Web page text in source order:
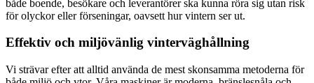
både boende, besökare och leverantörer ska kunna röra sig utan risk
för olyckor eller förseningar, oavsett hur vintern ser ut.
Effektiv och miljövänlig vinterväghållning
Vi strävar efter att alltid använda de mest skonsamma metoderna för